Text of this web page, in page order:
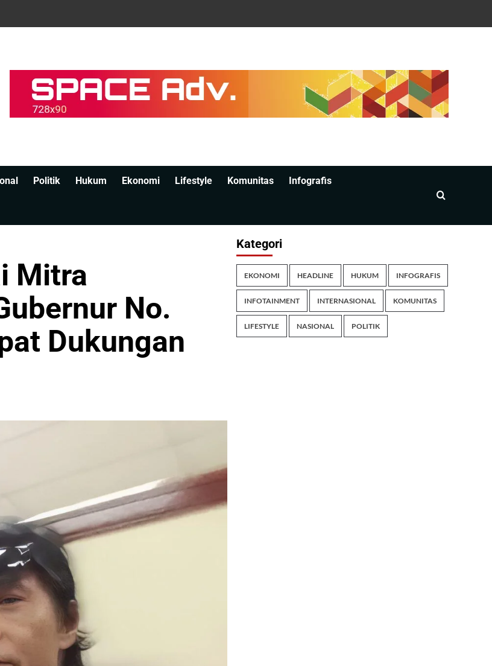
Politik Hukum Ekonomi Lifestyle Komunitas Infografis
Mitra
No.
Dukungan
Kategori
EKONOMI HEADLINE HUKUM INFOGRAFIS
INFOTAINMENT INTERNASIONAL KOMUNITAS
LIFESTYLE NASIONAL POLITIK